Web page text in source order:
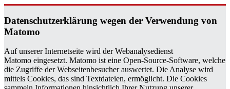
Da­ten­schutz­er­klä­rung wegen der Ver­wen­dung von
Ma­to­mo
Auf unserer Internetseite wird der Webanalysedienst
Matomo eingesetzt. Matomo ist eine Open-Source-Software, welche
die Zugriffe der Webseitenbesucher auswertet. Die Analyse wird
mittels Cookies, das sind Textdateien, ermöglicht. Die Cookies